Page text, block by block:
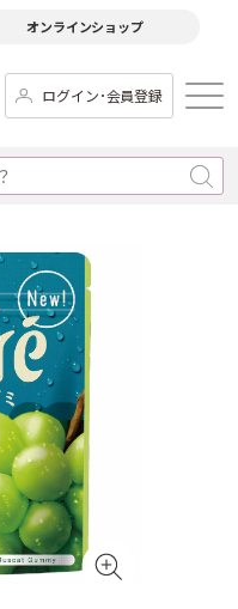
オンラインショップ
ログイン･会員登録